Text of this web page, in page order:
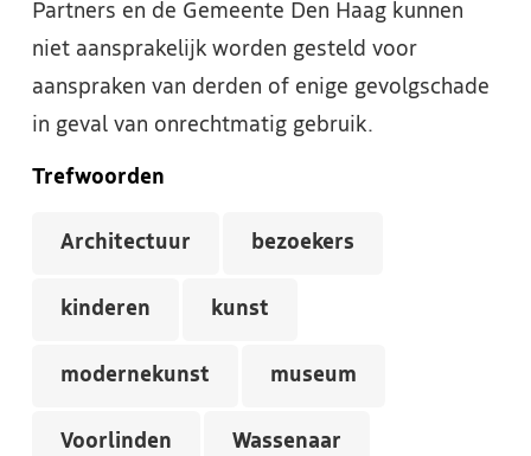
Partners en de Gemeente Den Haag kunnen
niet aansprakelijk worden gesteld voor
aanspraken van derden of enige gevolgschade
in geval van onrechtmatig gebruik.
Trefwoorden
Architectuur bezoekers
kinderen kunst
modernekunst museum
Voorlinden Wassenaar